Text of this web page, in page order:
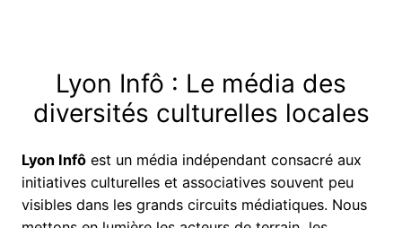
Lyon Infô : Le média des
diversités culturelles locales
Lyon Infô est un média indépendant consacré aux
initiatives culturelles et associatives souvent peu
visibles dans les grands circuits médiatiques. Nous